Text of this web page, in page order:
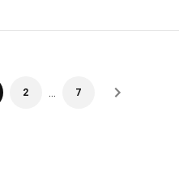
2 7